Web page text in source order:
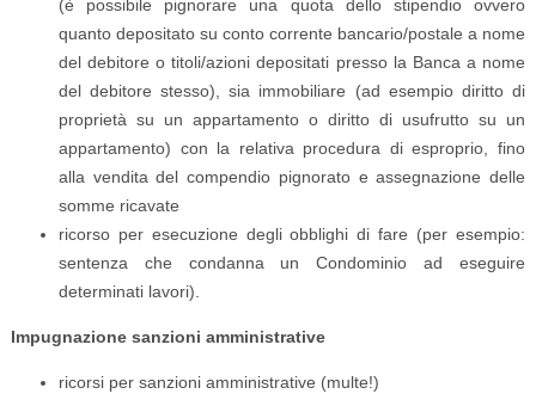
(è possibile pignorare una quota dello stipendio ovvero
quanto depositato su conto corrente bancario/postale a nome
del debitore o titoli/azioni depositati presso la Banca a nome
del debitore stesso), sia immobiliare (ad esempio diritto di
proprietà su un appartamento o diritto di usufrutto su un
appartamento) con la relativa procedura di esproprio, fino
alla vendita del compendio pignorato e assegnazione delle
somme ricavate
ricorso per esecuzione degli obblighi di fare (per esempio:
sentenza che condanna un Condominio ad eseguire
determinati lavori).
Impugnazione sanzioni amministrative
ricorsi per sanzioni amministrative (multe!)